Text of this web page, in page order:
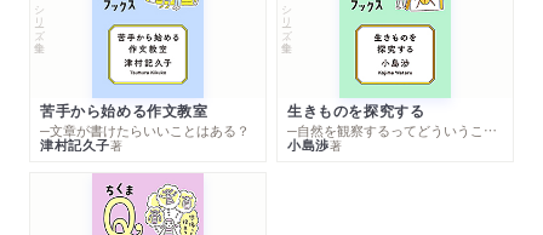
シリーズ・全集
苦手から始める作文教室
─文章が書けたらいいことはある？
津村記久子著
シリーズ・全集
生きものを探究する
─自然を観察するってどういうこと？
小島渉著